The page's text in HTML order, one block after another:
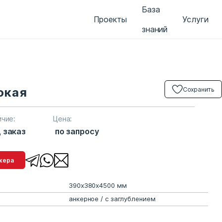
Проекты
База
знаний
Услуги
Цена:
по запросу
Сохранить
390х380х4500 мм
анкерное / с заглублением